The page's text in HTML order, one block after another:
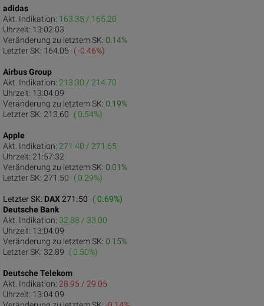
adidas
Akt. Indikation: 163.35 / 165.20
Uhrzeit: 13:02:03
Veränderung zu letztem SK: 0.14%
Letzter SK: 164.05 ( -0.46%)
Airbus Group
Akt. Indikation: 213.30 / 214.70
Uhrzeit: 13:04:09
Veränderung zu letztem SK: 0.19%
Letzter SK: 213.60 ( 0.54%)
Apple
Akt. Indikation: 271.40 / 271.65
Uhrzeit: 21:57:32
Veränderung zu letztem SK: 0.01%
Letzter SK: 271.50 ( 0.29%)
DAX
Letzter SK: 271.50
( 0.69%)
Deutsche Bank
Akt. Indikation: 32.88 / 33.00
Uhrzeit: 13:04:09
Veränderung zu letztem SK: 0.15%
Letzter SK: 32.89 ( 0.50%)
Deutsche Telekom
Akt. Indikation: 28.95 / 29.05
Uhrzeit: 13:04:09